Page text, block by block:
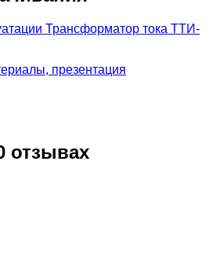
Трансформатор тока ТТИ-
презентация
отзывах